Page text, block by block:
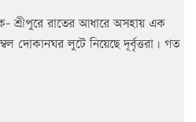
শ্রীপুরে রাতের আধারে অসহায় এক
দোকানঘর লুটে নিয়েছে দূর্বৃত্তরা। গত